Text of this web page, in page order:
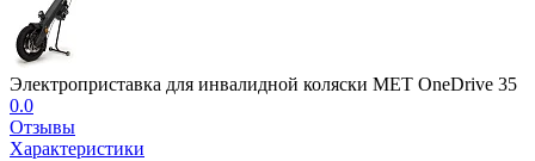
Электроприставка для инвалидной коляски MET OneDrive 35
0.0
Отзывы
Характеристики